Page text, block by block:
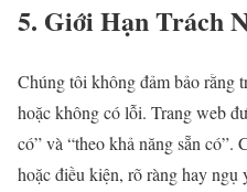
5. Giới Hạn Trách
Chúng tôi không đảm bảo rằng
hoặc không có lỗi. Trang web
có” và “theo khả năng sẵn
hoặc điều kiện, rõ ràng hay